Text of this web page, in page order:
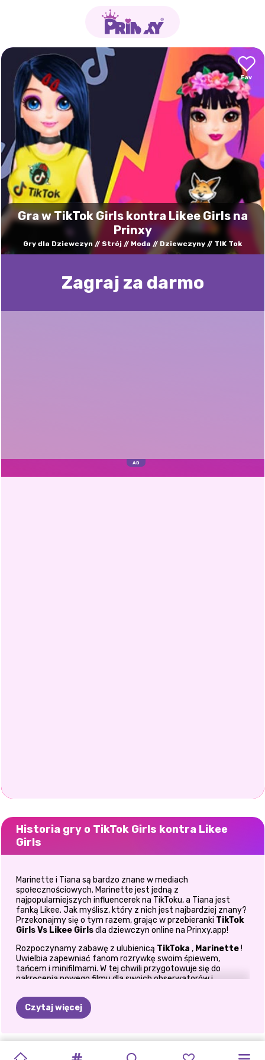
Gra w TikTok Girls kontra Likee Girls na
Prinxy
Gry dla Dziewczyn Strój Moda Dziewczyny TIK Tok
Zagraj za darmo
Historia gry o TikTok Girls kontra Likee
Girls
Marinette i Tiana są bardzo znane w mediach
społecznościowych. Marinette jest jedną z
najpopularniejszych influencerek na TikToku, a Tiana jest
fanką Likee. Jak myślisz, który z nich jest najbardziej znany?
Przekonajmy się o tym razem, grając w przebieranki TikTok
Girls Vs Likee Girlsdla dziewczyn online na Prinxy.app!
Rozpoczynamy zabawę z ulubienicą TikToka , Marinette!
Uwielbia zapewniać fanom rozrywkę swoim śpiewem,
tańcem i minifilmami. W tej chwili przygotowuje się do
nakręcenia nowego filmu dla swoich obserwatorów i
niej na początku w tej internetowej
dziewczyn i zobacz, jaki styl inspirowany TikTokiem możesz
dla niej stworzyć. Do wyboru jest wiele dziewczęcych crop
ulubione z dżinsowymi szortami, workowatymi spodniami
Czytaj więcej
UPIORNY
POLINEZYJSKA KSIĘŻNICZKI
WYZWANIE POWRÓT